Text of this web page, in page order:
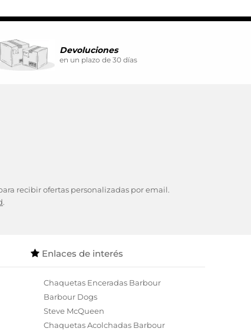
Devoluciones
en un plazo de 30 días
recibir ofertas personalizadas por email.
.
Enlaces de interés
Chaquetas Enceradas Barbour
Barbour Dogs
Steve McQueen
Chaquetas Acolchadas Barbour